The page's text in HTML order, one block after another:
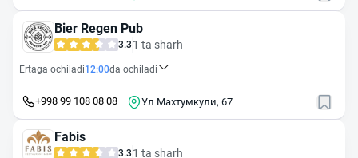
Bier Regen Pub
3.3 1 ta sharh
Ertaga ochiladi12:00da ochiladi
+998 99 108 08 08 Ул Махтумкули, 67
Fabis
3.3 1 ta sharh